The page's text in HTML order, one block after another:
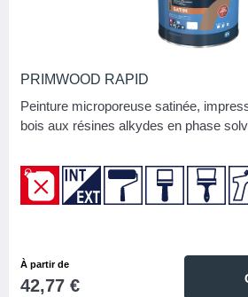
PRIMWOOD RAPID
Peinture microporeuse satinée,
bois aux résines alkydes en phase
À partir de
42,77 €